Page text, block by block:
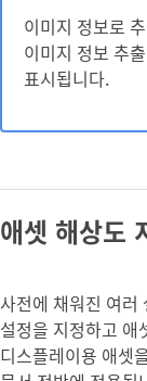
이미지 정보로
이미지 정보 추
표시됩니다.
애셋 해상도
사전에 채워진 여러
설정을 지정하고
디스플레이용 애셋